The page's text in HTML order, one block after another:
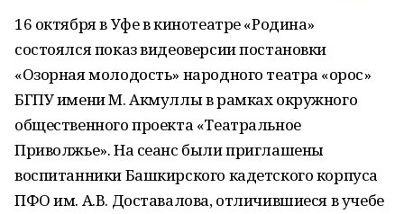
16 октября в Уфе в кинотеатре «Родина»
состоялся показ видеоверсии постановки
«Озорная молодость» народного театра «Ҡорос»
БГПУ имени М. Акмуллы в рамках окружного
общественного проекта «Театральное
Приволжье». На сеанс были приглашены
воспитанники Башкирского кадетского корпуса
ПФО им. А.В. Доставалова, отличившиеся в учебе